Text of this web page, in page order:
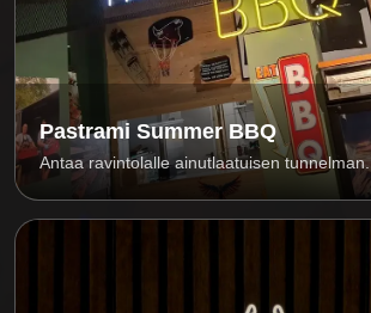
Pastrami Summer BBQ
Antaa ravintolalle ainutlaatuisen tunnelman.